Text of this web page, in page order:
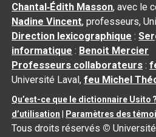
Chantal‑Édith Masson, avec le
Nadine Vincent, professeurs,
Direction lexicographique :
informatique : Benoit Mercier
Professeurs collaborateurs :
Université Laval,feu Michel
Qu’est-ce que le dictionnaire Usito ?
d’utilisation
Paramètres des
Tous droits réservés ©